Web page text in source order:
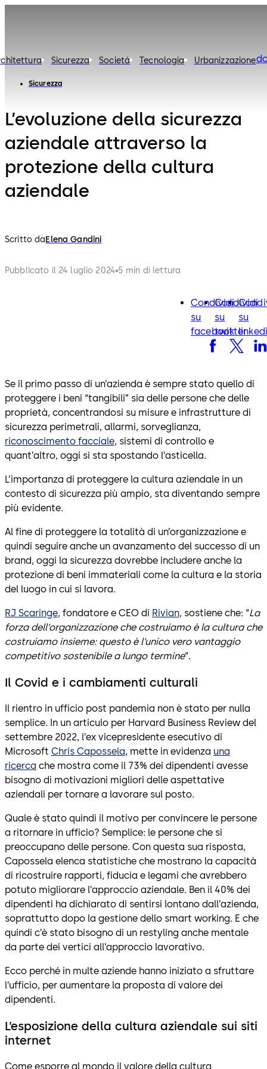
Sicurezza Societá Tecnologia Urbanizzazione
Sicurezza
L’evoluzione della sicurezza
aziendale attraverso la
protezione della cultura
aziendale
Scritto daElena Gandini
Pubblicato il 24 luglio 2024 5 min di lettura
Condividi
su
facebook
facebook
Condividi
su
twitter
twitter
su
Se il primo passo di un’azienda è sempre stato quello di
proteggere i beni “tangibili” sia delle persone che delle
proprietà, concentrandosi su misure e infrastrutture di
sicurezza perimetrali, allarmi, sorveglianza,
riconoscimento facciale, sistemi di controllo e
quant’altro, oggi si sta spostando l’asticella.
L’importanza di proteggere la cultura aziendale in un
contesto di sicurezza più ampio, sta diventando sempre
più evidente.
Al fine di proteggere la totalità di un’organizzazione e
quindi seguire anche un avanzamento del successo di un
brand, oggi la sicurezza dovrebbe includere anche la
protezione di beni immateriali come la cultura e la storia
del luogo in cui si lavora.
RJ Scaringe, fondatore e CEO di Rivian, sostiene che: “La
forza dell’organizzazione che costruiamo è la cultura che
costruiamo insieme: questo è l’unico vero vantaggio
competitivo sostenibile a lungo termine“.
Il Covid e i cambiamenti culturali
Il rientro in ufficio post pandemia non è stato per nulla
semplice. In un articulo per Harvard Business Review del
settembre 2022, l’ex vicepresidente esecutivo di
Microsoft Chris Capossela, mette in evidenza una
ricerca che mostra come il 73% dei dipendenti avesse
bisogno di motivazioni migliori delle aspettative
aziendali per tornare a lavorare sul posto.
Quale è stato quindi il motivo per convincere le persone
a ritornare in ufficio? Semplice: le persone che si
preoccupano delle persone. Con questa sua risposta,
Capossela elenca statistiche che mostrano la capacità
di ricostruire rapporti, fiducia e legami che avrebbero
potuto migliorare l’approccio aziendale. Ben il 40% dei
dipendenti ha dichiarato di sentirsi lontano dall’azienda,
soprattutto dopo la gestione dello smart working. E che
quindi c’è stato bisogno di un restyling anche mentale
da parte dei vertici all’approccio lavorativo.
Ecco perché in multe aziende hanno iniziato a sfruttare
l’ufficio, per aumentare la proposta di valore dei
dipendenti.
L’esposizione della cultura aziendale sui siti
internet
Come esporre al mondo il valore della cultura